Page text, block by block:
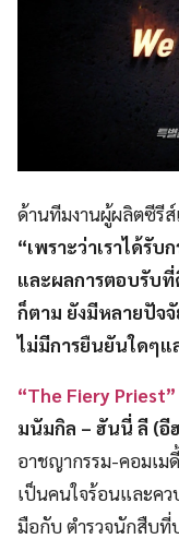
ด้านทีมงานผู้ผลิตซีรีส์
“เพราะว่าเราได้รั
และผลการตอบรับที่
ก็ตาม ยังมีหลายปัจ
ไม่มีการยืนยันใดๆแ
“The Fiery Priest”
มนัมกิล – ฮันนี่ ลี (อี
อาชญากรรม-คอมเม
เป็นคนใจร้อนและคว
มือกับ ตำรวจนักสืบที่